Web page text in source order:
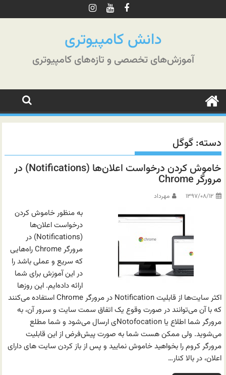
به
دانش کامپیوتری
آموزش‌های تخصصی و تازه‌های کامپیوتری
دسته:گوگل
خاموش کردن درخواست اعلان‌ها (Notifications) در
مرورگر Chrome
۱۳۹۷/۰۸/۱۲ مهرداد
به منظور خاموش کردن
درخواست اعلان‌ها
(Notifications) در
مرورگر Chrome راه‌هایی
که سریع و عملی باشد را
در این آموزش برای شما
ارائه داده‌ایم. این روزها
اکثر سایت‌ها از قابلیت Notification در مرورگر Chrome استفاده می‌کنند
که با آن می‌توانند در صورت وقوع یک اتفاق سمت سایت و سرور آن، به
مرورگر شما اطلاع یا Notofocationی ارسال می‌شود و شما مطلع
می‌شوید. ولی ممکن هست شما به صورت پیش‌فرض از این قابلیت
مرورگر کروم را بخواهید خاموش نمایید و پس از باز کردن سایت های دارای
اعلان، در بالا کنار…